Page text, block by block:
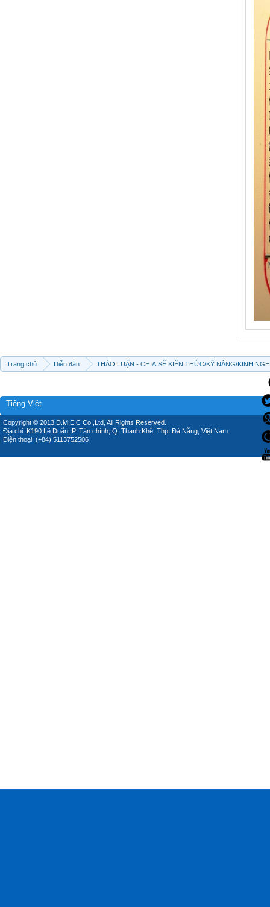
Trang chủ Diễn đàn THẢO LUẬN - CHIA SẼ KIẾN THỨC/KỸ NĂNG/KINH
Tiếng Việt
Copyright © 2013 D.M.E.C Co.,Ltd, All Rights Reserved.
Địa chỉ: K190 Lê Duẩn, P. Tân chính, Q. Thanh Khê, Thp. Đà Nẵng, Việt Nam.
Điện thoại: (+84) 5113752506